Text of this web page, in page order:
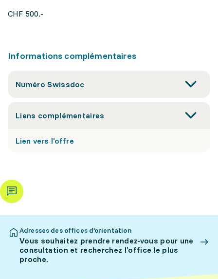
CHF 500.-
Informations complémentaires
Numéro Swissdoc
Liens complémentaires
Lien vers l'offre
Adresses des offices d’orientation
Vous souhaitez prendre rendez-vous pour une
consultation et recherchez l’office le plus
proche.